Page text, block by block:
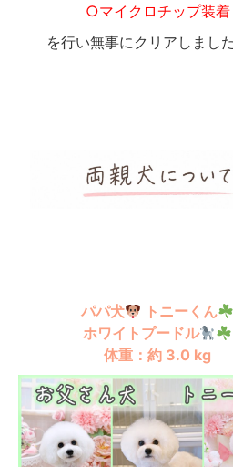
○マイクロチップ装着
を行い無事にクリアしました
パパ犬
トニーくん
ホワイトプードル
体重：約 3.0 kg